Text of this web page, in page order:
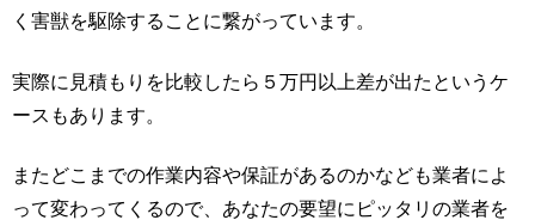
く害獣を駆除することに繋がっています。
実際に見積もりを比較したら５万円以上差が出たというケ
ースもあります。
またどこまでの作業内容や保証があるのかなども業者によ
って変わってくるので、あなたの要望にピッタリの業者を